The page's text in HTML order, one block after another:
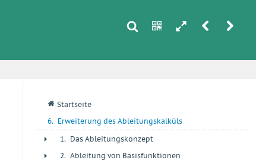
s n h r u
q Startseite
6. Erweiterung des Ableitungskalküls
+ 1. Das Ableitungskonzept
+ 2. Ableitung von Basisfunktionen